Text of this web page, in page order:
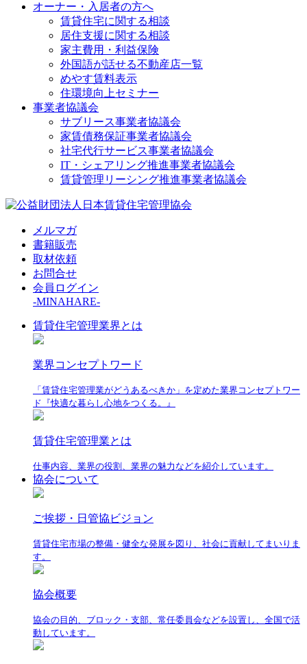
オーナー・入居者の方へ
賃貸住宅に関する相談
居住支援に関する相談
家主費用・利益保険
外国語が話せる不動産店一覧
めやす賃料表示
住環境向上セミナー
事業者協議会
サブリース事業者協議会
家賃債務保証事業者協議会
社宅代行サービス事業者協議会
IT・シェアリング推進事業者協議会
賃貸管理リーシング推進事業者協議会
メルマガ
書籍販売
取材依頼
お問合せ
会員ログイン
-MINAHARE-
賃貸住宅管理業界とは
業界コンセプトワード
「賃貸住宅管理業がどうあるべきか」を定めた業界コンセプトワー
ド『快適な暮らし心地をつくる。』
賃貸住宅管理業とは
仕事内容、業界の役割、業界の魅力などを紹介しています。
協会について
ご挨拶・日管協ビジョン
賃貸住宅市場の整備・健全な発展を図り、社会に貢献してまいりま
す。
協会概要
協会の目的、ブロック・支部、常任委員会などを設置し、全国で活
動しています。